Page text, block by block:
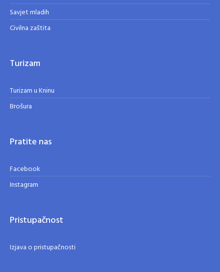
Savjet mladih
Civilna zaštita
Turizam
Turizam u Kninu
Brošura
Pratite nas
Facebook
Instagram
Pristupačnost
Izjava o pristupačnosti